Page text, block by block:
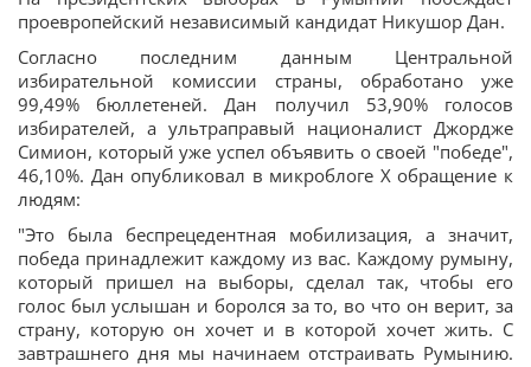
проевропейский независимый кандидат Никушор Дан.
Согласно последним данным Центральной
избирательной комиссии страны, обработано уже
99,49% бюллетеней. Дан получил 53,90% голосов
избирателей, а ультраправый националист Джордже
Симион, который уже успел объявить о своей "победе",
46,10%. Дан опубликовал в микроблоге X обращение к
людям:
"Это была беспрецедентная мобилизация, а значит,
победа принадлежит каждому из вас. Каждому румыну,
который пришел на выборы, сделал так, чтобы его
голос был услышан и боролся за то, во что он верит, за
страну, которую он хочет и в которой хочет жить. С
завтрашнего дня мы начинаем отстраивать Румынию.